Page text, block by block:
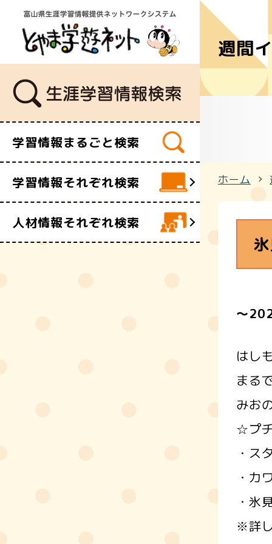
学習情報まるごと検索
学習情報それぞれ検索
学習講座
人材情報それぞれ検索
講師・指
ボランテ
週間
ホーム
～
はし
まる
みお
☆プ
・ス
・カ
・氷
※詳